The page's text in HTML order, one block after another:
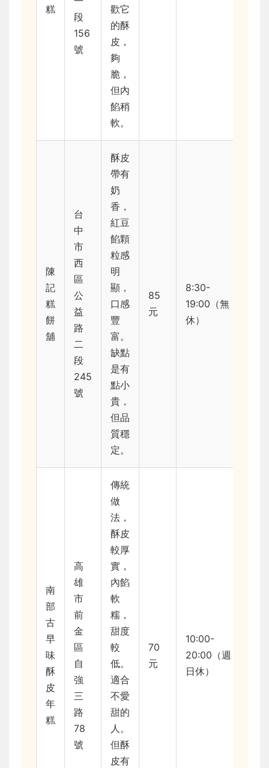
糕
段
156
號
歡它
的酥
皮，
夠
脆，
但內
餡稍
軟。
陳
記
糕
餅
舖
台
中
市
西
區
公
益
路
二
段
245
號
酥皮
帶有
奶
香，
紅豆
餡顆
粒感
明
顯，
口感
豐
富。
缺點
是有
點小
貴，
但品
質穩
定。
85
元
8:30-
19:00（無
休）
南
部
古
早
味
酥
皮
年
糕
高
雄
市
前
金
區
自
強
三
路
78
號
傳統
做
法，
酥皮
較厚
實，
內餡
軟
糯，
甜度
較
低。
適合
不愛
甜的
人。
但酥
皮有
70
元
10:00-
20:00（週
日休）